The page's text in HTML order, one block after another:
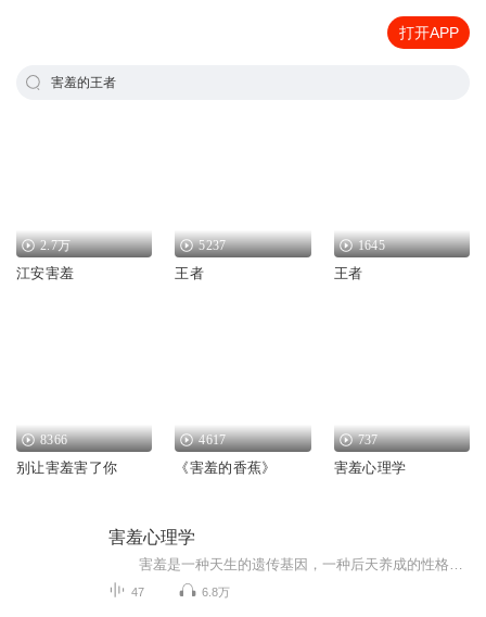
打开APP
害羞的王者
2.7万
江安害羞
5237
王者
1645
王者
8366
别让害羞害了你
4617
《害羞的香蕉》
737
害羞心理学
害羞心理学
47 6.8万